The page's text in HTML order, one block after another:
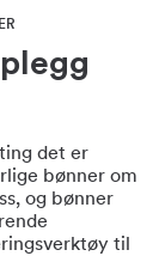
det er
bønner om
og bønner
til